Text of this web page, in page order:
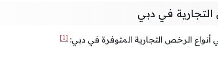
في دبي
أنواع الرخص التجارية المتوفرة في دبي: [1]